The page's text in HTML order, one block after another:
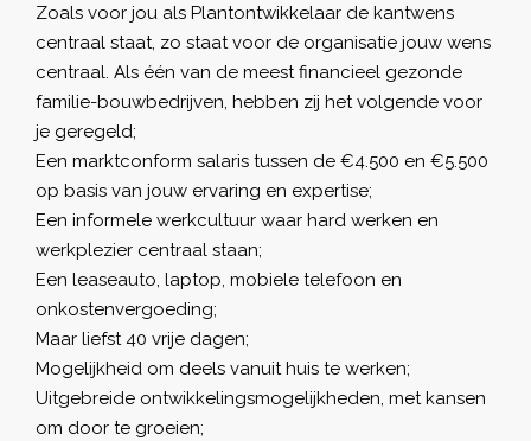
Zoals voor jou als Plantontwikkelaar de kantwens
centraal staat, zo staat voor de organisatie jouw wens
centraal. Als één van de meest financieel gezonde
familie-bouwbedrijven, hebben zij het volgende voor
je geregeld;
Een marktconform salaris tussen de €4.500 en €5.500
op basis van jouw ervaring en expertise;
Een informele werkcultuur waar hard werken en
werkplezier centraal staan;
Een leaseauto, laptop, mobiele telefoon en
onkostenvergoeding;
Maar liefst 40 vrije dagen;
Mogelijkheid om deels vanuit huis te werken;
Uitgebreide ontwikkelingsmogelijkheden, met kansen
om door te groeien;